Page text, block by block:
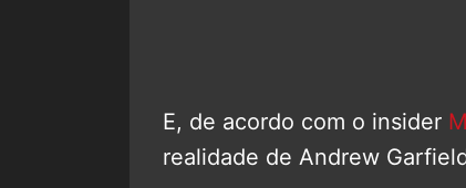
E, de acordo com o insider
realidade de Andrew